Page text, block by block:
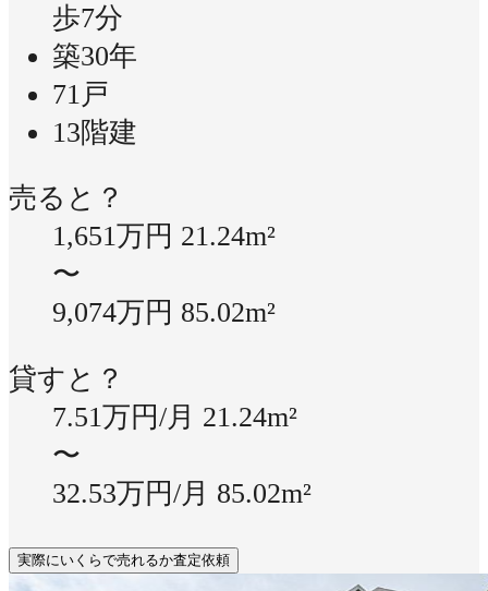
歩7分
築30年
71戸
13階建
売ると？
1,651万円 21.24m²
〜
9,074万円 85.02m²
貸すと？
7.51万円/月 21.24m²
〜
32.53万円/月 85.02m²
実際にいくらで売れるか査定依頼